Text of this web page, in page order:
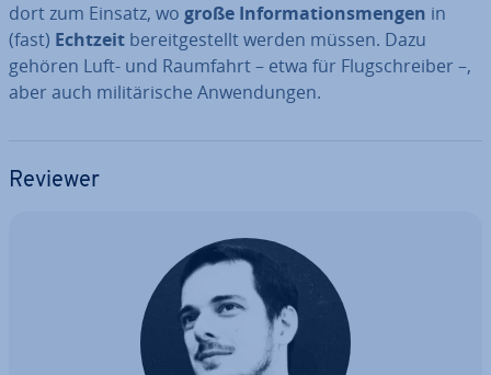
dort zum Einsatz, wo große In­for­ma­ti­ons­men­gen in
(fast) Echtzeit be­reit­ge­stellt werden müssen. Dazu
gehören Luft- und Raumfahrt – etwa für Flug­schrei­ber –,
aber auch mi­li­tä­ri­sche An­wen­dun­gen.
Reviewer